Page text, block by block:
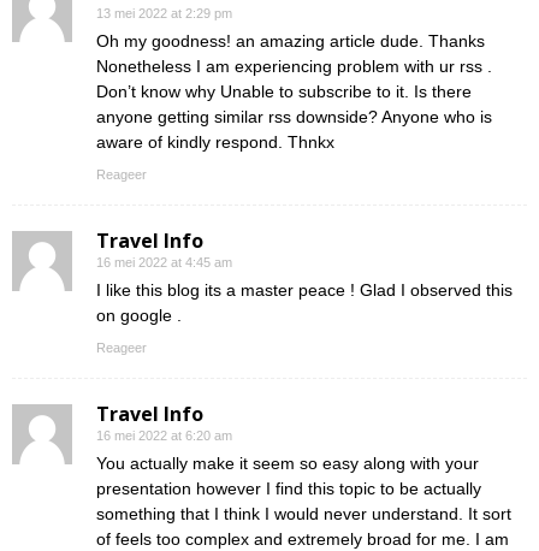
13 mei 2022 at 2:29 pm
Oh my goodness! an amazing article dude. Thanks
Nonetheless I am experiencing problem with ur rss .
Don’t know why Unable to subscribe to it. Is there
anyone getting similar rss downside? Anyone who is
aware of kindly respond. Thnkx
Reageer
Travel Info
16 mei 2022 at 4:45 am
I like this blog its a master peace ! Glad I observed this
on google .
Reageer
Travel Info
16 mei 2022 at 6:20 am
You actually make it seem so easy along with your
presentation however I find this topic to be actually
something that I think I would never understand. It sort
of feels too complex and extremely broad for me. I am